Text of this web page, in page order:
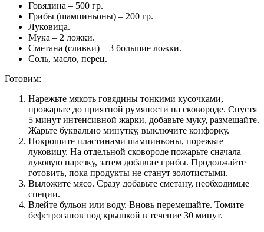
Говядина – 500 гр.
Грибы (шампиньоны) – 200 гр.
Луковица.
Мука – 2 ложки.
Сметана (сливки) – 3 большие ложки.
Соль, масло, перец.
Готовим:
Нарежьте мякоть говядины тонкими кусочками,
прожарьте до приятной румяности на сковороде. Спустя
5 минут интенсивной жарки, добавьте муку, размешайте.
Жарьте буквально минутку, выключите конфорку.
Покрошите пластинами шампиньоны, порежьте
луковицу. На отдельной сковороде пожарьте сначала
луковую нарезку, затем добавьте грибы. Продолжайте
готовить, пока продукты не станут золотистыми.
Выложите мясо. Сразу добавьте сметану, необходимые
специи.
Влейте бульон или воду. Вновь перемешайте. Томите
бефстроганов под крышкой в течение 30 минут.